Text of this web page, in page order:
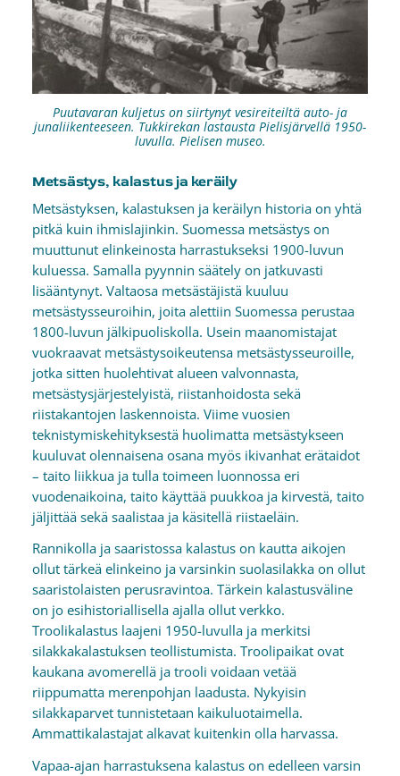
Puutavaran kuljetus on siirtynyt vesireiteiltä auto- ja
junaliikenteeseen. Tukkirekan lastausta Pielisjärvellä 1950-
luvulla. Pielisen museo.
Metsästys, kalastus ja keräily
Metsästyksen, kalastuksen ja keräilyn historia on yhtä
pitkä kuin ihmislajinkin. Suomessa metsästys on
muuttunut elinkeinosta harrastukseksi 1900-luvun
kuluessa. Samalla pyynnin säätely on jatkuvasti
lisääntynyt. Valtaosa metsästäjistä kuuluu
metsästysseuroihin, joita alettiin Suomessa perustaa
1800-luvun jälkipuoliskolla. Usein maanomistajat
vuokraavat metsästysoikeutensa metsästysseuroille,
jotka sitten huolehtivat alueen valvonnasta,
metsästysjärjestelyistä, riistanhoidosta sekä
riistakantojen laskennoista. Viime vuosien
teknistymiskehityksestä huolimatta metsästykseen
kuuluvat olennaisena osana myös ikivanhat erätaidot
– taito liikkua ja tulla toimeen luonnossa eri
vuodenaikoina, taito käyttää puukkoa ja kirvestä, taito
jäljittää sekä saalistaa ja käsitellä riistaeläin.
Rannikolla ja saaristossa kalastus on kautta aikojen
ollut tärkeä elinkeino ja varsinkin suolasilakka on ollut
saaristolaisten perusravintoa. Tärkein kalastusväline
on jo esihistoriallisella ajalla ollut verkko.
Troolikalastus laajeni 1950-luvulla ja merkitsi
silakkakalastuksen teollistumista. Troolipaikat ovat
kaukana avomerellä ja trooli voidaan vetää
riippumatta merenpohjan laadusta. Nykyisin
silakkaparvet tunnistetaan kaikuluotaimella.
Ammattikalastajat alkavat kuitenkin olla harvassa.
Vapaa-ajan harrastuksena kalastus on edelleen varsin